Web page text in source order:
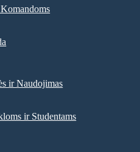
ir Naudojimas
ir Studentams